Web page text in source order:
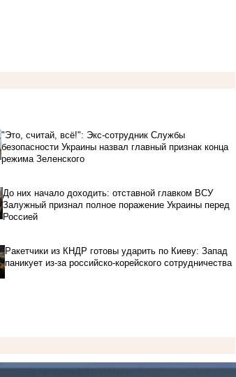
"Это, считай, всё!": Экс-сотрудник Службы
безопасности Украины назвал главный признак конца
режима Зеленского
До них начало доходить: отставной главком ВСУ
Залужный признал полное поражение Украины перед
Россией
Ракетчики из КНДР готовы ударить по Киеву: Запад
паникует из-за российско-корейского сотрудничества